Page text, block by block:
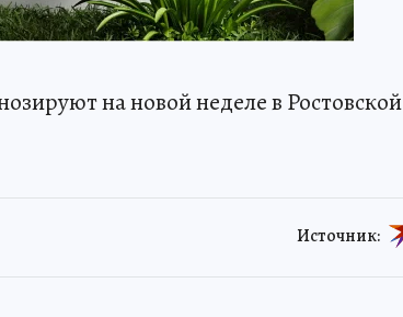
на новой неделе в Ростовской
Источник: